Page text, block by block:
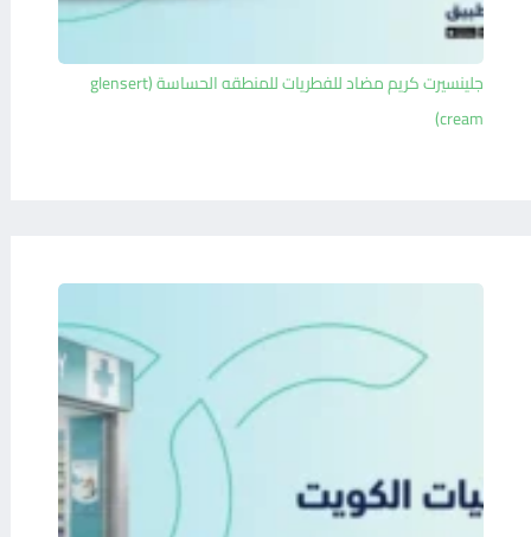
جلينسيرت كريم مضاد للفطريات للمنطقه الحساسة (glensert
cream)